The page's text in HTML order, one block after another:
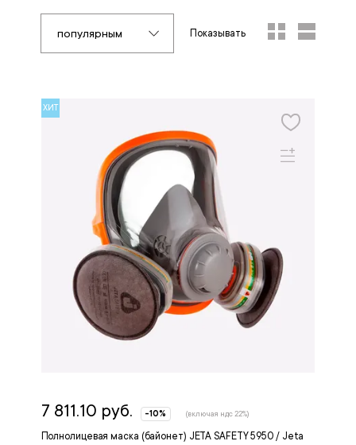
популярным Показывать
ХИТ
Полнолицевая маска (байонет) JETA SAFETY 5950 / Jeta
7 811.10 руб. -10% (включая ндс 22%)